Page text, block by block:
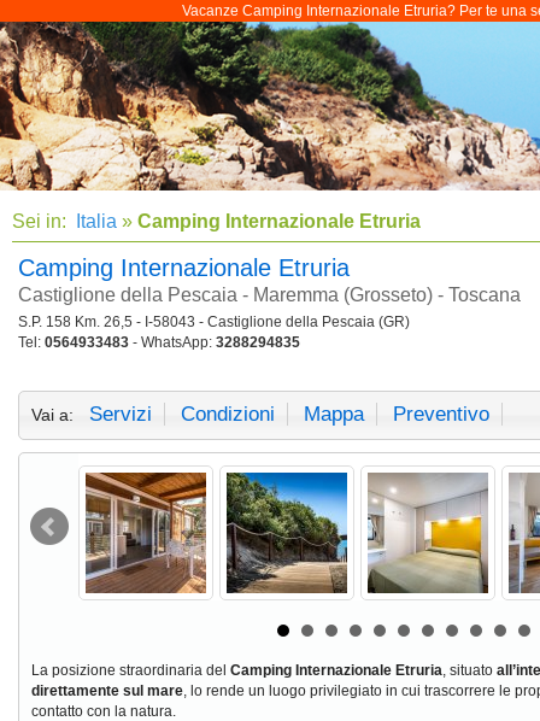
Vacanze Camping Internazionale Etruria? Per te una
Sei in: Italia » Camping Internazionale Etruria
Camping Internazionale Etruria
Castiglione della Pescaia - Maremma (Grosseto) - Toscana
S.P. 158 Km. 26,5 - I-58043 - Castiglione della Pescaia (GR)
Tel: 0564933483 - WhatsApp: 3288294835
Vai a: Servizi Condizioni Mappa Preventivo
La posizione straordinaria del Camping Internazionale Etruria, situato
direttamente sul mare, lo rende un luogo privilegiato in cui trascorrere le
contatto con la natura.